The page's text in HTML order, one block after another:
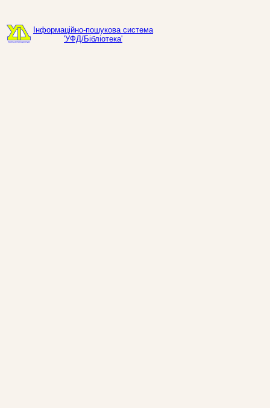
Інформаційно-пошукова система
'УФД/Бібліотека'